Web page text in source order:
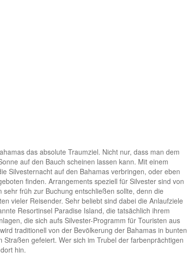
das absolute Traumziel. Nicht nur, dass man dem
auf den Bauch scheinen lassen kann. Mit einem
Silvesternacht auf den Bahamas verbringen, oder eben
finden. Arrangements speziell für Silvester sind von
früh zur Buchung entschließen sollte, denn die
vieler Reisender. Sehr beliebt sind dabei die Anlaufziele
Resortinsel Paradise Island, die tatsächlich ihrem
die sich aufs Silvester-Programm für Touristen aus
traditionell von der Bevölkerung der Bahamas in bunten
gefeiert. Wer sich im Trubel der farbenprächtigen
hin.